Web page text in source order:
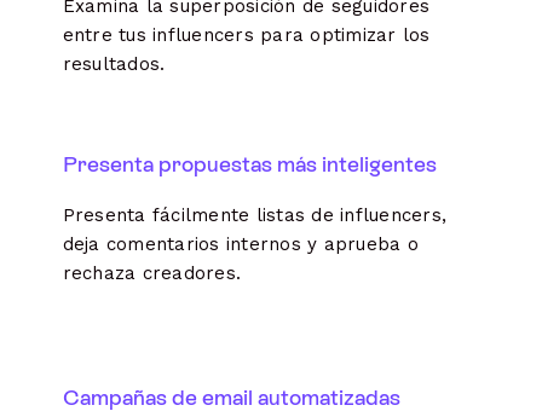
Examina la superposición de seguidores
entre tus influencers para optimizar los
resultados.
Presenta propuestas más inteligentes
Presenta fácilmente listas de influencers,
deja comentarios internos y aprueba o
rechaza creadores.
Campañas de email automatizadas